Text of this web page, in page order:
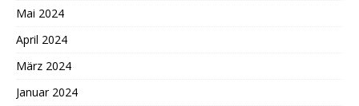
Mai 2024
April 2024
März 2024
Januar 2024